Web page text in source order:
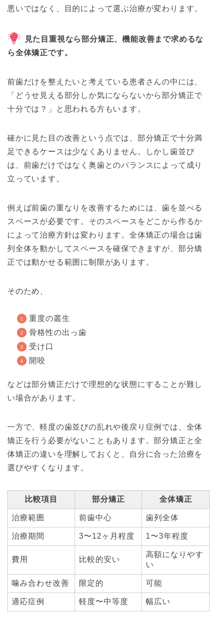
悪いではなく、目的によって選ぶ治療が変わります。
見た目重視なら部分矯正、機能改善まで求めるな
ら全体矯正です。
前歯だけを整えたいと考えている患者さんの中には、
「どうせ見える部分しか気にならないから部分矯正で
十分では？」と思われる方もいます。
確かに見た目の改善という点では、部分矯正で十分満
足できるケースは少なくありません。しかし歯並び
は、前歯だけではなく奥歯とのバランスによって成り
立っています。
例えば前歯の重なりを改善するためには、歯を並べる
スペースが必要です。そのスペースをどこから作るか
によって治療方針は変わります。全体矯正の場合は歯
列全体を動かしてスペースを確保できますが、部分矯
正では動かせる範囲に制限があります。
そのため、
重度の叢生
骨格性の出っ歯
受け口
開咬
などは部分矯正だけで理想的な状態にすることが難し
い場合があります。
一方で、軽度の歯並びの乱れや後戻り症例では、全体
矯正を行う必要がないこともあります。部分矯正と全
体矯正の違いを理解しておくと、自分に合った治療を
選びやすくなります。
比較項目 部分矯正 全体矯正
治療範囲 前歯中心 歯列全体
治療期間 3〜12ヶ月程度 1〜3年程度
費用 比較的安い
高額になりやす
い
噛み合わせ改善 限定的 可能
適応症例 軽度〜中等度 幅広い